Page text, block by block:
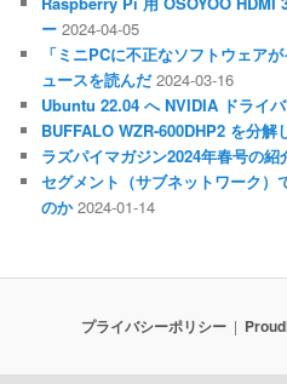
ー 2024-04-05
「ミニPCに不正なソフトウェア
ュースを読んだ 2024-03-16
Ubuntu 22.04 へ NVIDIA ドライ
BUFFALO WZR-600DHP2 を分解
ラズパイマガジン2024年春号の紹
セグメント（サブネットワーク）
のか 2024-01-14
プライバシーポリシー